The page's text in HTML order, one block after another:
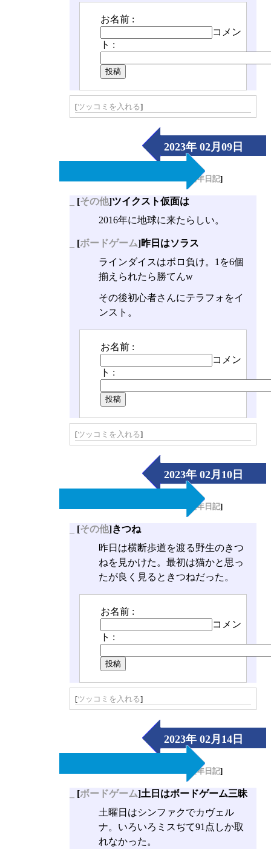
お名前 :
コメン
ト :
[ツッコミを入れる]
2023年 02月09日
（Thu）
長年日記]
[その他]ツイクスト仮面は
2016年に地球に来たらしい。
[ボードゲーム]昨日はソラス
ラインダイスはボロ負け。1を6個
揃えられたら勝てんw
その後初心者さんにテラフォをイ
ンスト。
お名前 :
コメン
ト :
[ツッコミを入れる]
2023年 02月10日
（Fri）
長年日記]
[その他]きつね
昨日は横断歩道を渡る野生のきつ
ねを見かけた。最初は猫かと思っ
たが良く見るときつねだった。
お名前 :
コメン
ト :
[ツッコミを入れる]
2023年 02月14日
（Tue）
長年日記]
[ボードゲーム]土日はボードゲーム三昧
土曜日はシンファクでカヴェル
ナ。いろいろミスぢて91点しか取
れなかった。